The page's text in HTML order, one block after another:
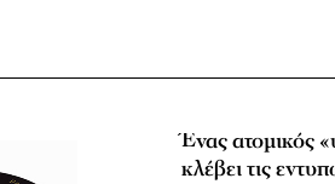
Ένας ατομικός
κλέβει τις